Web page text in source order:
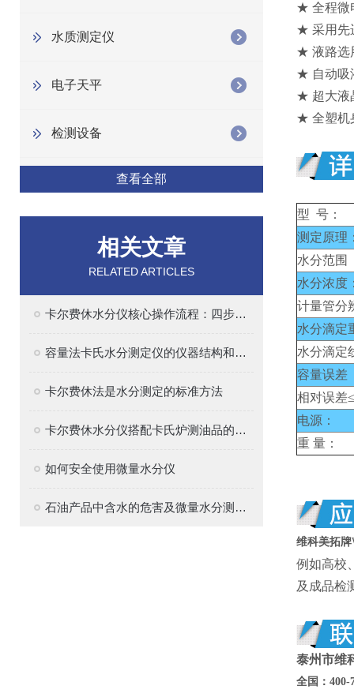
水质测定仪
电子天平
检测设备
查看全部
相关文章
RELATED ARTICLES
卡尔费休水分仪核心操作流程：四步法确保精准
容量法卡氏水分测定仪的仪器结构和原理解析
卡尔费休法是水分测定的标准方法
卡尔费休水分仪搭配卡氏炉测油品的水分
如何安全使用微量水分仪
石油产品中含水的危害及微量水分测定的意义
★ 全程微
★ 采用先
★ 液路选
★ 自动吸
★ 超大液
★ 全塑机
型 号：
测定原理
水分范围
水分浓度
计量管分
水分滴定
水分滴定
容量误差
相对误差
电源：
重 量：
维科美拓牌
例如高校
及成品检
泰州市维
全国： 400-